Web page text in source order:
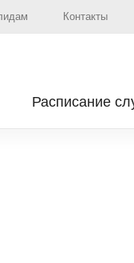
Контакты
Расписание